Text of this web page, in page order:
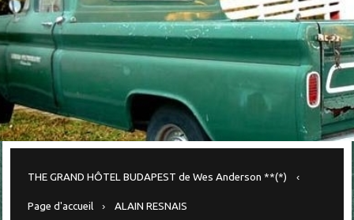
THE GRAND HÔTEL BUDAPEST de Wes Anderson **(*)
Page d'accueil ALAIN RESNAIS